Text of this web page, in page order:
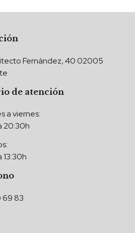
Fernández, 40 02005
de atención
a viernes:
20:30h
83